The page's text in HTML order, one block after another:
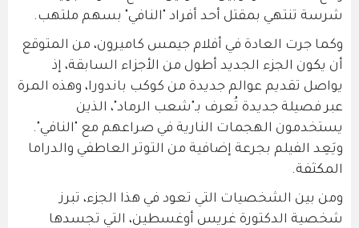
شرسة تنتهي بمقتل أحد أفراد "النافي" بسهم ملتهب.
وكما جرت العادة في أفلام جيمس كاميرون، من المتوقع
أن يكون الجزء الجديد أطول من الأجزاء السابقة، إذ
يواصل تقديم عوالم جديدة من كوكب باندورا، وهذه المرة
عبر فصيلة جديدة تُعرف بـ"شعب الرماد"، الذين
يستخدمون الهجمات النارية في صراعهم مع "النافي".
ويَعِد الفيلم بجرعة إضافية من التوتر العاطفي والدراما
المكثفة.
ومن بين الشخصيات التي تعود في هذا الجزء، تبرز
شخصية الدكتورة غريس أوغسطين، التي تجسدها